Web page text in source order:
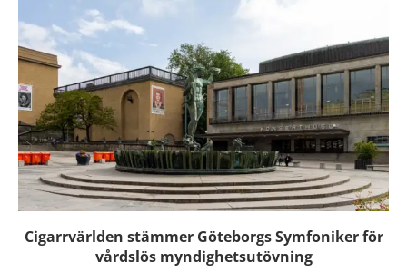
Cigarrvärlden stämmer Göteborgs Symfoniker för
vårdslös myndighetsutövning